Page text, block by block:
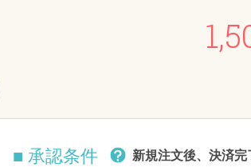
■ 承認条件 新規注文後、決済完